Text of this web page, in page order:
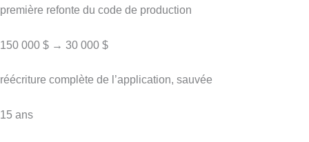
première refonte du code de production
150 000 $ → 30 000 $
réécriture complète de l’application, sauvée
15 ans